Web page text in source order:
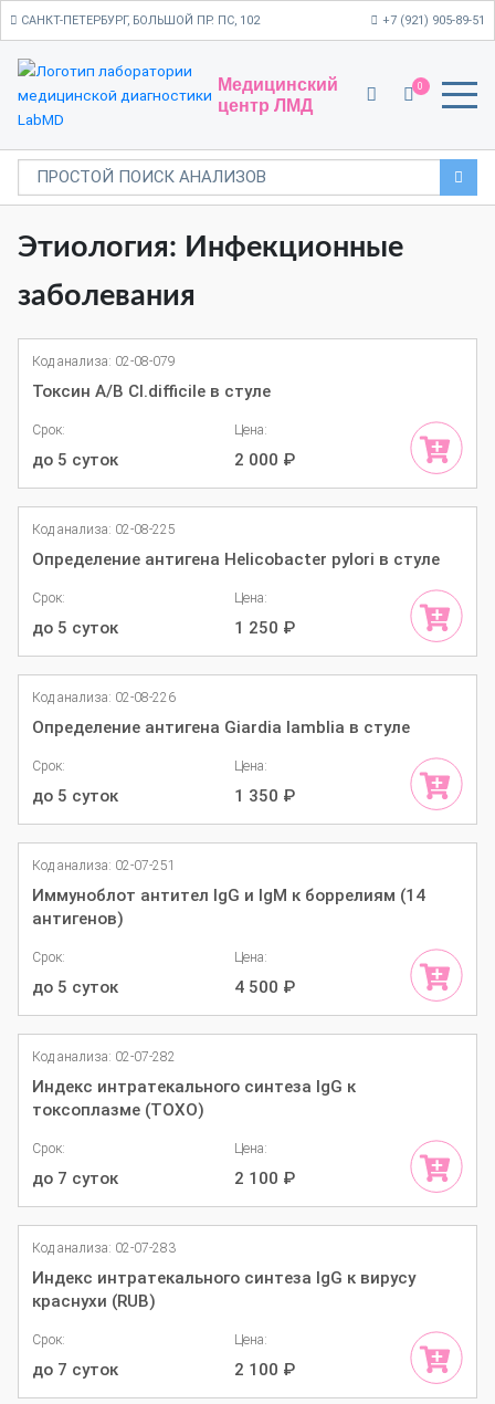
САНКТ-ПЕТЕРБУРГ, БОЛЬШОЙ ПР. ПС, 102 +7 (921) 905-89-51
Медицинский
центр ЛМД
0
Этиология: Инфекционные
заболевания
Код анализа: 02-08-079
Токсин A/B Cl.difficile в стуле
Срок:
до 5 суток
Цена:
2 000 ₽
Код анализа: 02-08-225
Определение антигена Helicobacter pylori в стуле
Срок:
до 5 суток
Цена:
1 250 ₽
Код анализа: 02-08-226
Определение антигена Giardia lamblia в стуле
Срок:
до 5 суток
Цена:
1 350 ₽
Код анализа: 02-07-251
Иммуноблот антител IgG и IgM к боррелиям (14
антигенов)
Срок:
до 5 суток
Цена:
4 500 ₽
Код анализа: 02-07-282
Индекс интратекального синтеза IgG к
токсоплазме (TOXO)
Срок:
до 7 суток
Цена:
2 100 ₽
Код анализа: 02-07-283
Индекс интратекального синтеза IgG к вирусу
краснухи (RUB)
Срок:
до 7 суток
Цена:
2 100 ₽